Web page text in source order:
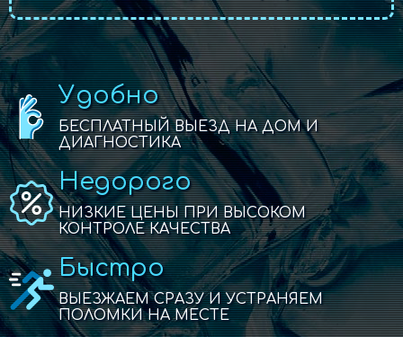
Удобно
БЕСПЛАТНЫЙ ВЫЕЗД НА ДОМ И
ДИАГНОСТИКА
Недорого
НИЗКИЕ ЦЕНЫ ПРИ ВЫСОКОМ
КОНТРОЛЕ КАЧЕСТВА
Быстро
ВЫЕЗЖАЕМ СРАЗУ И УСТРАНЯЕМ
ПОЛОМКИ НА МЕСТЕ